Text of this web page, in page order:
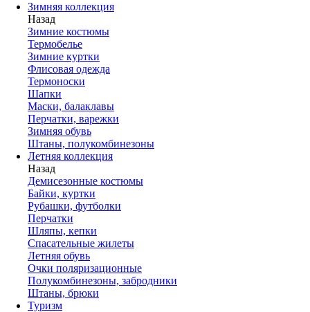
Зимняя коллекция
Назад
Зимние костюмы
Термобелье
Зимние куртки
Флисовая одежда
Термоноски
Шапки
Маски, балаклавы
Перчатки, варежки
Зимняя обувь
Штаны, полукомбинезоны
Летняя коллекция
Назад
Демисезонные костюмы
Байки, куртки
Рубашки, футболки
Перчатки
Шляпы, кепки
Спасательные жилеты
Летняя обувь
Очки поляризационные
Полукомбинезоны, забродники
Штаны, брюки
Туризм